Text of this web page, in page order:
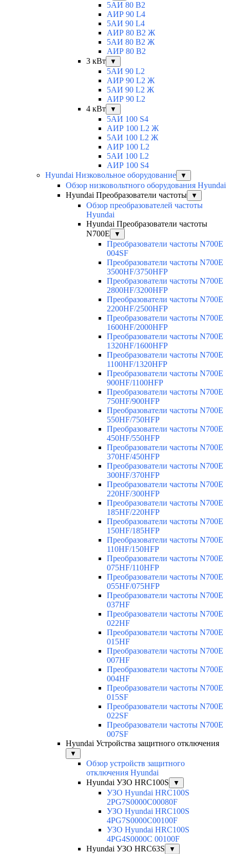
5АИ 80 B2
АИР 90 L4
5АИ 90 L4
АИР 80 В2 Ж
5АИ 80 В2 Ж
АИР 80 B2
3 кВт
▼
5АИ 90 L2
АИР 90 L2 Ж
5АИ 90 L2 Ж
АИР 90 L2
4 кВт
▼
5АИ 100 S4
АИР 100 L2 Ж
5АИ 100 L2 Ж
АИР 100 L2
5АИ 100 L2
АИР 100 S4
Hyundai Низковольное оборудование
▼
Обзор низковольтного оборудования Hyundai
Hyundai Преобразователи частоты
▼
Обзор преобразователей частоты
Hyundai
Hyundai Преобразователи частоты
N700E
▼
Преобразователи частоты N700E
004SF
Преобразователи частоты N700E
3500HF/3750HFP
Преобразователи частоты N700E
2800HF/3200HFP
Преобразователи частоты N700E
2200HF/2500HFP
Преобразователи частоты N700E
1600HF/2000HFP
Преобразователи частоты N700E
1320HF/1600HFP
Преобразователи частоты N700E
1100HF/1320HFP
Преобразователи частоты N700E
900HF/1100HFP
Преобразователи частоты N700E
750HF/900HFP
Преобразователи частоты N700E
550HF/750HFP
Преобразователи частоты N700E
450HF/550HFP
Преобразователи частоты N700E
370HF/450HFP
Преобразователи частоты N700E
300HF/370HFP
Преобразователи частоты N700E
220HF/300HFP
Преобразователи частоты N700E
185HF/220HFP
Преобразователи частоты N700E
150HF/185HFP
Преобразователи частоты N700E
110HF/150HFP
Преобразователи частоты N700E
075HF/110HFP
Преобразователи частоты N700E
055HF/075HFP
Преобразователи частоты N700E
037HF
Преобразователи частоты N700E
022HF
Преобразователи частоты N700E
015HF
Преобразователи частоты N700E
007HF
Преобразователи частоты N700E
004HF
Преобразователи частоты N700E
015SF
Преобразователи частоты N700E
022SF
Преобразователи частоты N700E
007SF
Hyundai Устройства защитного отключения
▼
Обзор устройств защитного
отключения Hyundai
Hyundai УЗО HRC100S
▼
УЗО Hyundai HRC100S
2PG7S0000C00080F
УЗО Hyundai HRC100S
4PG7S0000C00100F
УЗО Hyundai HRC100S
4PG4S0000C 00100F
Hyundai УЗО HRC63S
▼